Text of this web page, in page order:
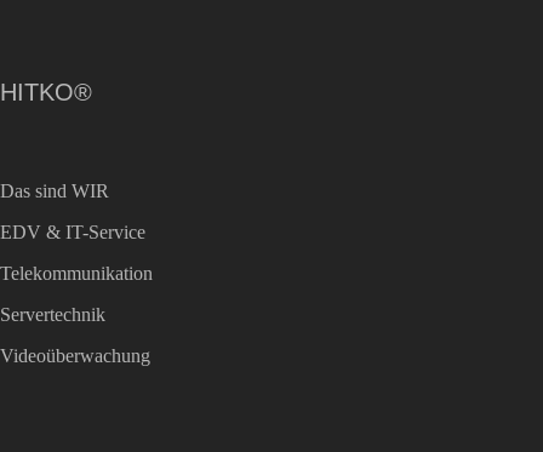
HITKO®
Das sind WIR
EDV & IT-Service
Telekommunikation
Servertechnik
Videoüberwachung